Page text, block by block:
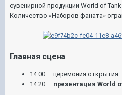
сувенирной продукции World of
Количество «Наборов фаната»
Главная сцена
14:00 — церемония открытия.
14:20 — презентация World